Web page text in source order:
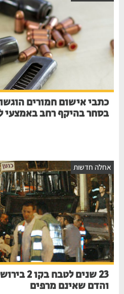
בסחר בהיקף רחב באמצעי
חדשות
23 שנים לטבח
והדם שאינם מרפים